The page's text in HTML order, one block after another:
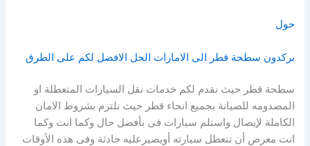
حول
بركدون سطحة قطر الى الامارات الحل الافضل لكم على الطرق
سطحة قطر حيث نقدم لكم خدمات نقل السيارات المتعطلة او
المصدومه للصيانة بجميع انحاء قطر حيث نلتزم بشروط الامان
الكاملة لإيصال واستلم سيارات فى بأفضل حال وكما انت وكما
انت معرض أن تتعطل سيارته أويصيرعليه حادثة وفى هذه الأوقات